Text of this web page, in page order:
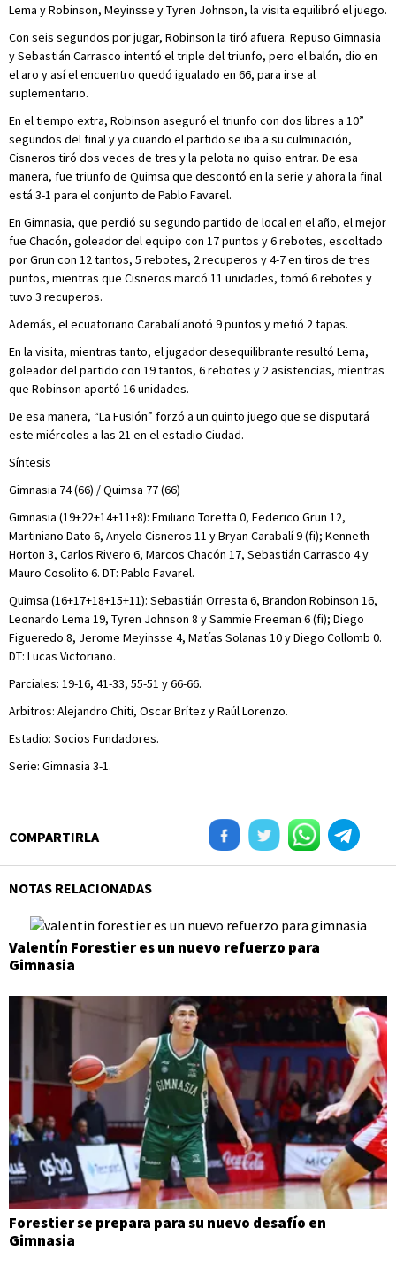
Lema y Robinson, Meyinsse y Tyren Johnson, la visita equilibró el juego.
Con seis segundos por jugar, Robinson la tiró afuera. Repuso Gimnasia
y Sebastián Carrasco intentó el triple del triunfo, pero el balón, dio en
el aro y así el encuentro quedó igualado en 66, para irse al
suplementario.
En el tiempo extra, Robinson aseguró el triunfo con dos libres a 10”
segundos del final y ya cuando el partido se iba a su culminación,
Cisneros tiró dos veces de tres y la pelota no quiso entrar. De esa
manera, fue triunfo de Quimsa que descontó en la serie y ahora la final
está 3-1 para el conjunto de Pablo Favarel.
En Gimnasia, que perdió su segundo partido de local en el año, el mejor
fue Chacón, goleador del equipo con 17 puntos y 6 rebotes, escoltado
por Grun con 12 tantos, 5 rebotes, 2 recuperos y 4-7 en tiros de tres
puntos, mientras que Cisneros marcó 11 unidades, tomó 6 rebotes y
tuvo 3 recuperos.
Además, el ecuatoriano Carabalí anotó 9 puntos y metió 2 tapas.
En la visita, mientras tanto, el jugador desequilibrante resultó Lema,
goleador del partido con 19 tantos, 6 rebotes y 2 asistencias, mientras
que Robinson aportó 16 unidades.
De esa manera, “La Fusión” forzó a un quinto juego que se disputará
este miércoles a las 21 en el estadio Ciudad.
Síntesis
Gimnasia 74 (66) / Quimsa 77 (66)
Gimnasia (19+22+14+11+8): Emiliano Toretta 0, Federico Grun 12,
Martiniano Dato 6, Anyelo Cisneros 11 y Bryan Carabalí 9 (fi); Kenneth
Horton 3, Carlos Rivero 6, Marcos Chacón 17, Sebastián Carrasco 4 y
Mauro Cosolito 6. DT: Pablo Favarel.
Quimsa (16+17+18+15+11): Sebastián Orresta 6, Brandon Robinson 16,
Leonardo Lema 19, Tyren Johnson 8 y Sammie Freeman 6 (fi); Diego
Figueredo 8, Jerome Meyinsse 4, Matías Solanas 10 y Diego Collomb 0.
DT: Lucas Victoriano.
Parciales: 19-16, 41-33, 55-51 y 66-66.
Arbitros: Alejandro Chiti, Oscar Brítez y Raúl Lorenzo.
Estadio: Socios Fundadores.
Serie: Gimnasia 3-1.
COMPARTIRLA
NOTAS RELACIONADAS
Valentín Forestier es un nuevo refuerzo para
Gimnasia
Forestier se prepara para su nuevo desafío en
Gimnasia